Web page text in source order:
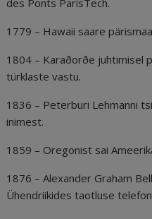
des Ponts ParisTech.
1779 – Hawaii saare
1804 – Karaðorðe juhtimisel
türklaste vastu.
1836 – Peterburi Lehmanni
inimest.
1859 – Oregonist sai
1876 – Alexander Graham
Ühendriikides taotluse